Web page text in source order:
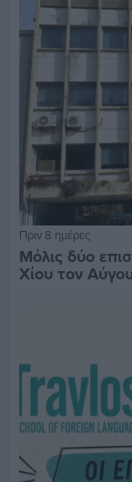
Πριν 8 ημέρες
Μόλις δύο
Χίου τον